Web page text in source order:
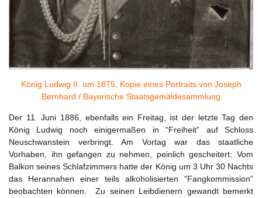
König Ludwig II. um 1875, Kopie eines Portraits von Joseph
Bernhard / Bayerische Staatsgemäldesammlung
Der 11. Juni 1886, ebenfalls ein Freitag, ist der letzte Tag den
König Ludwig noch einigermaßen in “Freiheit” auf Schloss
Neuschwanstein verbringt. Am Vortag war das staatliche
Vorhaben, ihn gefangen zu nehmen, peinlich gescheitert: Vom
Balkon seines Schlafzimmers hatte der König um 3 Uhr 30 Nachts
das Herannahen einer teils alkoholisierten “Fangkommission”
beobachten können. Zu seinen Leibdienern gewandt bemerkt